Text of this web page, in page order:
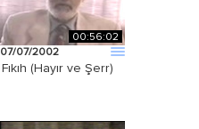
00:56:02
07/07/2002
Fıkıh (Hayır ve Şerr)